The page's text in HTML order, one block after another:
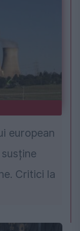
european
Critici la